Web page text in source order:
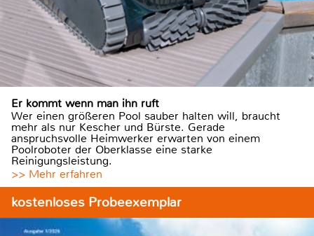
Er kommt wenn man ihn ruft
Wer einen größeren Pool sauber halten will, braucht
mehr als nur Kescher und Bürste. Gerade
anspruchsvolle Heimwerker erwarten von einem
Poolroboter der Oberklasse eine starke
Reinigungsleistung.
>> Mehr erfahren
kostenloses Probeexemplar